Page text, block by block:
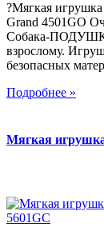
?Мягкая
Grand 4501GO
Собака-
взрослому.
безопасных
Подробнее »
Мягкая